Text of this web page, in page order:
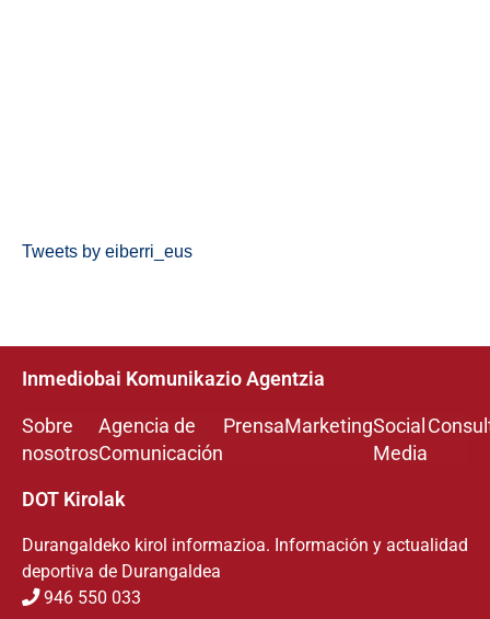
Tweets by eiberri_eus
Inmediobai Komunikazio Agentzia
Sobre
nosotros
Agencia de
Comunicación
PrensaMarketingSocial
Media
DOT Kirolak
Durangaldeko kirol informazioa. Información y actualidad
deportiva de Durangaldea
946 550 033